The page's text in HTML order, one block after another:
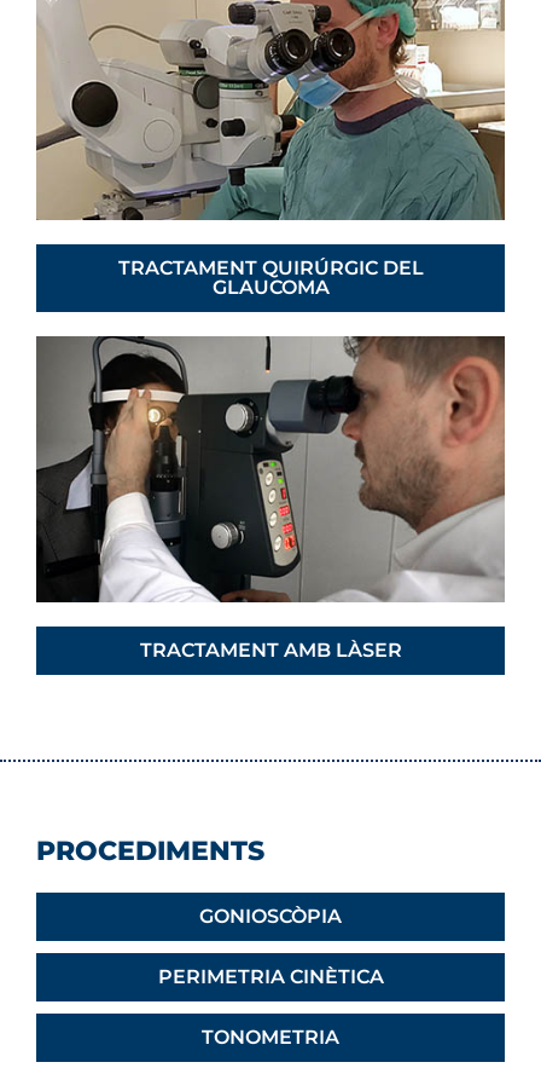
TRACTAMENT QUIRÚRGIC DEL
GLAUCOMA
TRACTAMENT AMB LÀSER
PROCEDIMENTS
GONIOSCÒPIA
PERIMETRIA CINÈTICA
TONOMETRIA